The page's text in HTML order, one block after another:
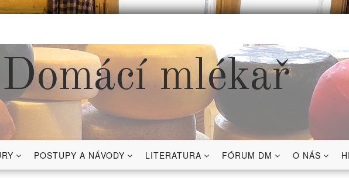
Domácí mlékař
POSTUPY A NÁVODY LITERATURA FÓRUM DM O NÁS